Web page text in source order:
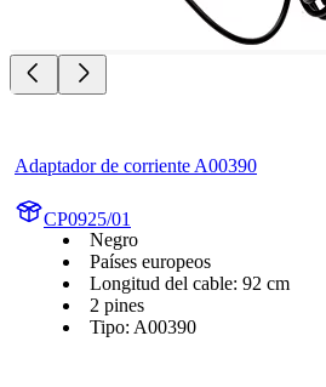
Adaptador de corriente A00390
CP0925/01
Negro
Países europeos
Longitud del cable: 92 cm
2 pines
Tipo: A00390